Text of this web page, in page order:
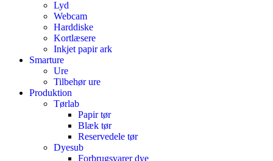
Lyd
Webcam
Harddiske
Kortlæsere
Inkjet papir ark
Smarture
Ure
Tilbehør ure
Produktion
Tørlab
Papir tør
Blæk tør
Reservedele tør
Dyesub
Forbrugsvarer dye